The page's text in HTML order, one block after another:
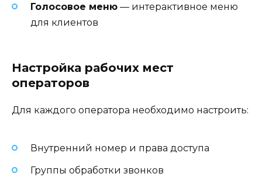
Голосовое меню — интерактивное меню
для клиентов
Настройка рабочих мест
операторов
Для каждого оператора необходимо настроить:
Внутренний номер и права доступа
Группы обработки звонков